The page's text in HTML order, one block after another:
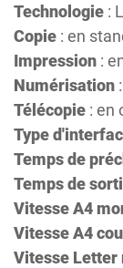
Technologie :
Copie : en
Impression :
Numérisation
Télécopie : en
Type
Temps de
Temps de
Vitesse A4
Vitesse A4
Vitesse Letter